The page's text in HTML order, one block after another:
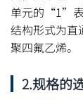
单元的“1”
结构形式为
聚四氟乙烯。
2.规格的